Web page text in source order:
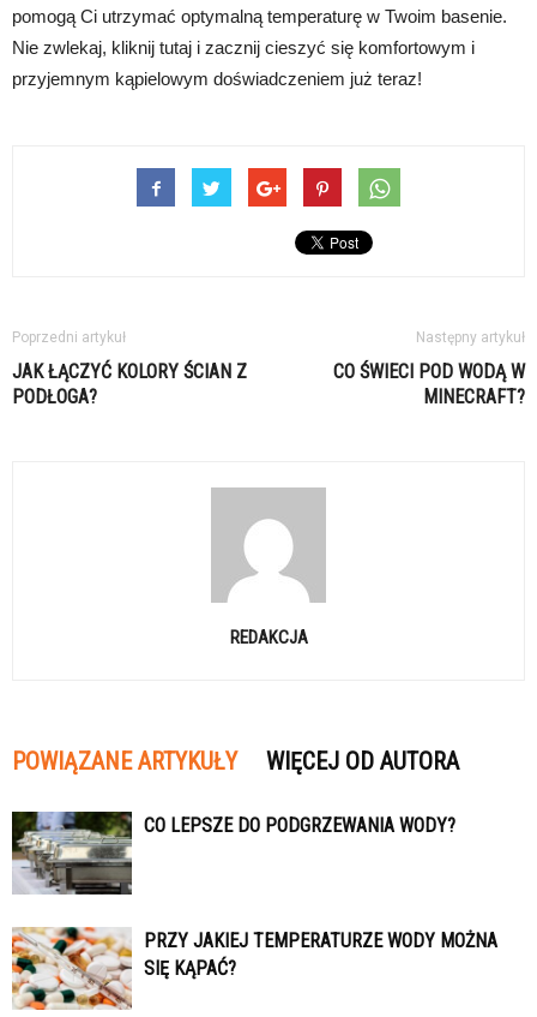
pomogą Ci utrzymać optymalną temperaturę w Twoim basenie.
Nie zwlekaj, kliknij tutaj i zacznij cieszyć się komfortowym i
przyjemnym kąpielowym doświadczeniem już teraz!
Poprzedni artykuł
JAK ŁĄCZYĆ KOLORY ŚCIAN Z
PODŁOGA?
Następny artykuł
CO ŚWIECI POD WODĄ W
MINECRAFT?
REDAKCJA
POWIĄZANE ARTYKUŁY WIĘCEJ OD AUTORA
CO LEPSZE DO PODGRZEWANIA WODY?
PRZY JAKIEJ TEMPERATURZE WODY MOŻNA
SIĘ KĄPAĆ?